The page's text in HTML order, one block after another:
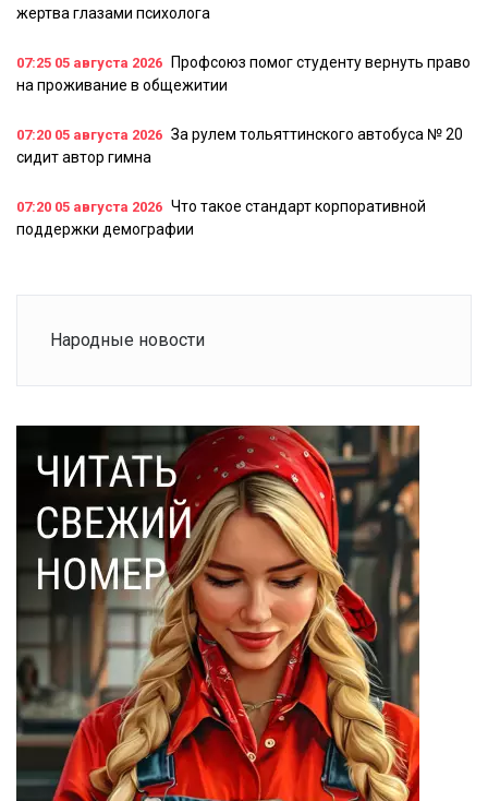
жертва глазами психолога
07:25 05 августа 2026
Профсоюз помог студенту вернуть право
на проживание в общежитии
07:20 05 августа 2026 За рулем тольяттинского автобуса № 20
сидит автор гимна
07:20 05 августа 2026 Что такое стандарт корпоративной
поддержки демографии
Народные новости